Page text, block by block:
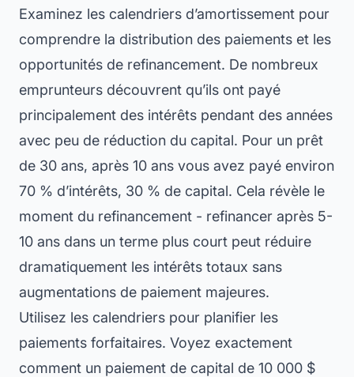
Examinez les calendriers d’amortissement pour
comprendre la distribution des paiements et les
opportunités de refinancement. De nombreux
emprunteurs découvrent qu’ils ont payé
principalement des intérêts pendant des années
avec peu de réduction du capital. Pour un prêt
de 30 ans, après 10 ans vous avez payé environ
70 % d’intérêts, 30 % de capital. Cela révèle le
moment du refinancement - refinancer après 5-
10 ans dans un terme plus court peut réduire
dramatiquement les intérêts totaux sans
augmentations de paiement majeures.
Utilisez les calendriers pour planifier les
paiements forfaitaires. Voyez exactement
comment un paiement de capital de 10 000 $